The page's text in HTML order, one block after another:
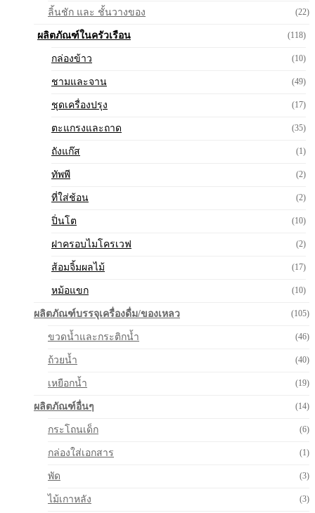
ลิ้นชัก และ ชั้นวางของ (22)
ผลิตภัณฑ์ในครัวเรือน (118)
กล่องข้าว (10)
ชามและจาน (49)
ชุดเครื่องปรุง (17)
ตะแกรงและถาด (35)
ถังแก๊ส (1)
ทัพพี (2)
ที่ใส่ช้อน (2)
ปิ่นโต (10)
ฝาครอบไมโครเวฟ (2)
ส้อมจิ้มผลไม้ (17)
หม้อแขก (10)
ผลิตภัณฑ์บรรจุเครื่องดื่ม/ของเหลว (105)
ขวดน้ำและกระติกน้ำ (46)
ถ้วยน้ำ (40)
เหยือกน้ำ (19)
ผลิตภัณฑ์อื่นๆ (14)
กระโถนเด็ก (6)
กล่องใส่เอกสาร (1)
พัด (3)
ไม้เกาหลัง (3)